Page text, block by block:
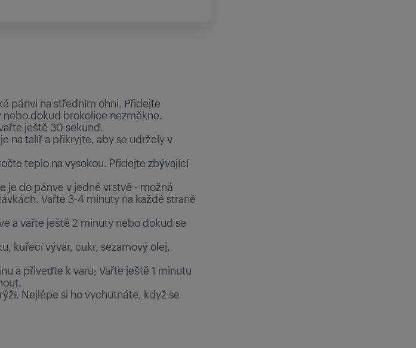
pánvi na středním ohni. Přidejte
dokud brokolice nezměkne.
ještě 30 sekund.
na talíř a přikryjte, aby se udržely v
teplo na vysokou. Přidejte zbývající
je do pánve v jedné vrstvě - možná
Vařte 3-4 minuty na každé straně
a vařte ještě 2 minuty nebo dokud se
kuřecí vývar, cukr, sezamový olej,
a přiveďte k varu; Vařte ještě 1 minutu
Nejlépe si ho vychutnáte, když se